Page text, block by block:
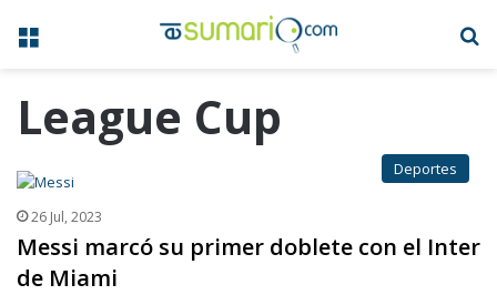
Menú
League Cup
Deportes
26 Jul, 2023
Messi marcó su primer doblete con el Inter
de Miami